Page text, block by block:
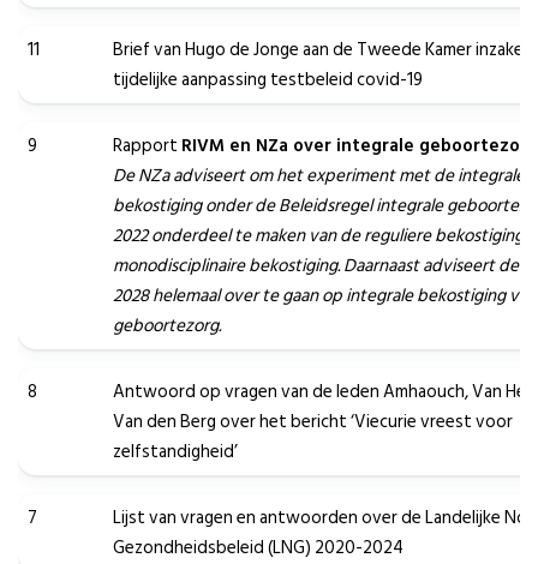
11
Brief van Hugo de Jonge aan de Tweede Kamer inzake
tijdelijke aanpassing testbeleid covid-19
9 Rapport RIVM en NZa over integrale geboortezorg
De NZa adviseert om het experiment met de integrale
bekostiging onder de Beleidsregel integrale
2022 onderdeel te maken van de reguliere bekostiging
monodisciplinaire bekostiging.Daarnaast adviseert de
2028 helemaal over te gaan op integrale bekostiging
geboortezorg.
8
Antwoord op vragen van de leden Amhaouch, Van
Van den Berg over het bericht ‘Viecurie vreest voor
zelfstandigheid’
7
Lijst van vragen en antwoorden over de Landelijke
Gezondheidsbeleid (LNG) 2020-2024